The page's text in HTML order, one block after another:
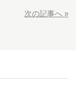
次の記事へ »